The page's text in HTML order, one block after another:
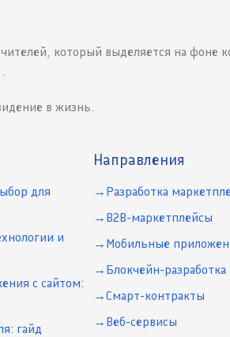
который выделяется на фоне
в жизнь.
для
и
с сайтом:
гайд
Направления
Разработка
B2B-маркетплейсы
Мобильные
Блокчейн-разработка
Смарт-контракты
Веб-сервисы